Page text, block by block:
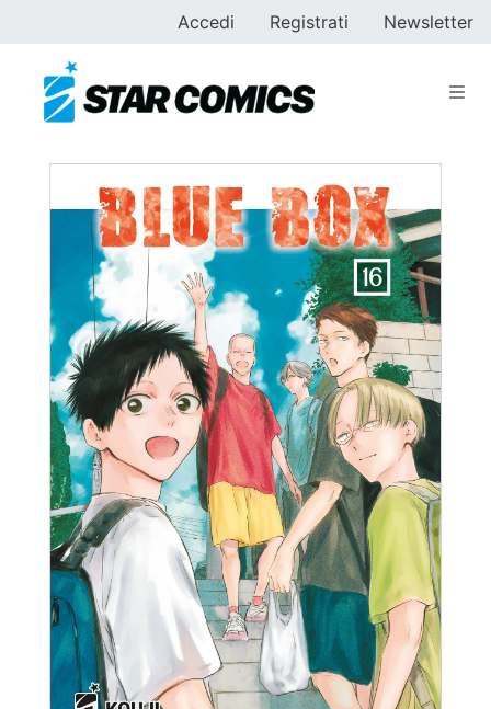
Accedi Registrati Newsletter